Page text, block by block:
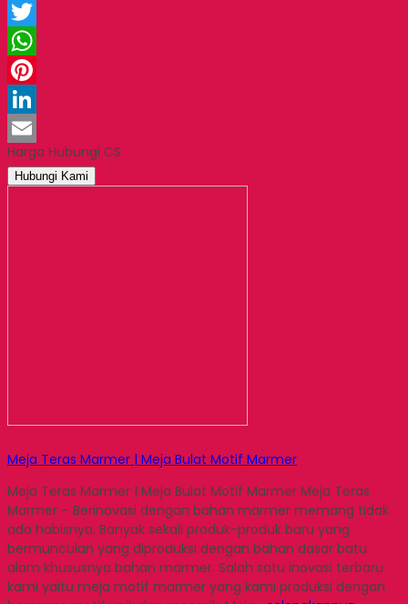
Facebook
Twitter
WhatsApp
Pinterest
LinkedIn
Email
Harga Hubungi CS
Hubungi Kami
Meja Teras Marmer | Meja Bulat Motif Marmer
Meja Teras Marmer | Meja Bulat Motif Marmer Meja Teras
Marmer – Berinovasi dengan bahan marmer memang tidak
ada habisnya. Banyak sekali produk-produk baru yang
bermunculan yang diproduksi dengan bahan dasar batu
alam khususnya bahan marmer. Salah satu inovasi terbaru
kami yaitu meja motif marmer yang kami produksi dengan